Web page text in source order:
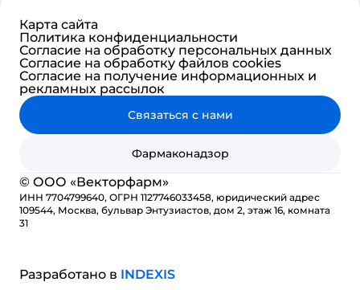
Карта сайта
Политика конфиденциальности
Согласие на обработку персональных данных
Согласие на обработку файлов cookies
Согласие на получение информационных и
рекламных рассылок
Связаться с нами
Фармаконадзор
© ООО «Векторфарм»
ИНН 7704799640, ОГРН 1127746033458, юридический адрес
109544, Москва, бульвар Энтузиастов, дом 2, этаж 16, комната
31
Разработано в INDEXIS